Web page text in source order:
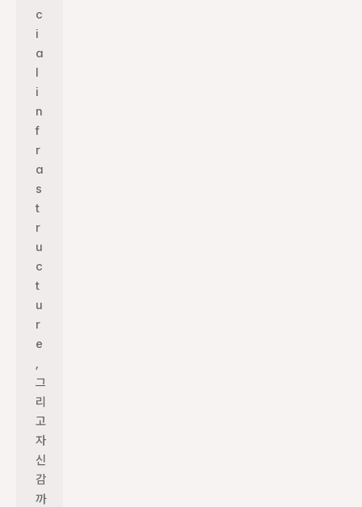
c
i
a
l
i
n
f
r
a
s
t
r
u
c
t
u
r
e
,
그
리
고
자
신
감
까